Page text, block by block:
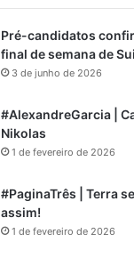
Pré-candidatos
final de semana de
3 de junho de 2026
#AlexandreGarcia |
Nikolas
1 de fevereiro de 2026
#PaginaTrês | Terra
assim!
1 de fevereiro de 2026